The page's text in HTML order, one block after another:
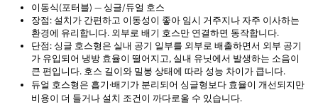
이동식(포터블) — 싱글/듀얼 호스
장점: 설치가 간편하고 이동성이 좋아 임시 거주지나 자주 이사하는
환경에 유리합니다. 외부로 배기 호스만 연결하면 동작합니다.
단점: 싱글 호스형은 실내 공기 일부를 외부로 배출하면서 외부 공기
가 유입되어 냉방 효율이 떨어지고, 실내 유닛에서 발생하는 소음이
큰 편입니다. 호스 길이와 밀봉 상태에 따라 성능 차이가 큽니다.
듀얼 호스형은 흡기·배기가 분리되어 싱글형보다 효율이 개선되지만
비용이 더 들거나 설치 조건이 까다로울 수 있습니다.